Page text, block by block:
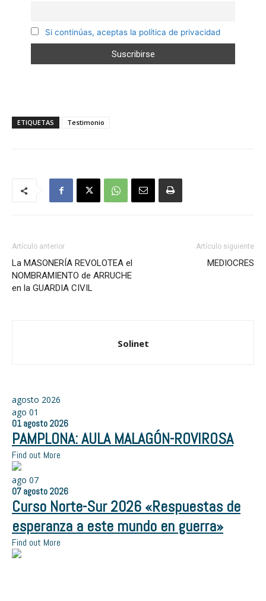
Si continúas, aceptas la política de privacidad
ETIQUETAS Testimonio
Artículo anterior
La MASONERÍA REVOLOTEA el
NOMBRAMIENTO de ARRUCHE
en la GUARDIA CIVIL
Artículo siguiente
MEDIOCRES
Solinet
agosto 2026
ago 01
01 agosto 2026
PAMPLONA: AULA MALAGÓN-ROVIROSA
Find out More
ago 07
07 agosto 2026
Curso Norte-Sur 2026 «Respuestas de
esperanza a este mundo en guerra»
Find out More